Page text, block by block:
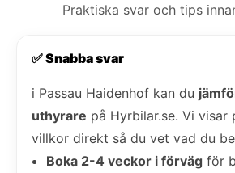
Praktiska svar och tips
✅ Snabba svar
i Passau Haidenhof kan du
uthyrare på Hyrbilar.se. Vi visar
villkor direkt så du vet vad du
Boka 2-4 veckor i förväg för